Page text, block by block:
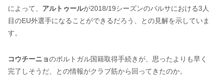
によって、 アルトゥールが2018/19シーズンのバルサにおける3人
目のEU外選手になることができるだろう、との見解を示していま
す。
コウチーニョのポルトガル国籍取得手続きが、思ったよりも早く
完了しそうだ、との情報がクラブ筋から回ってきたのか。